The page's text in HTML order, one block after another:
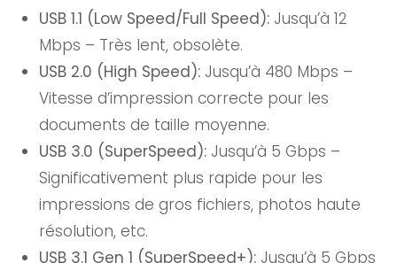
USB 1.1 (Low Speed/Full Speed): Jusqu’à 12
Mbps – Très lent, obsolète.
USB 2.0 (High Speed): Jusqu’à 480 Mbps –
Vitesse d’impression correcte pour les
documents de taille moyenne.
USB 3.0 (SuperSpeed): Jusqu’à 5 Gbps –
Significativement plus rapide pour les
impressions de gros fichiers, photos haute
résolution, etc.
USB 3.1 Gen 1 (SuperSpeed+): Jusqu’à 5 Gbps